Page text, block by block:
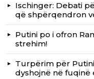
Ischinger: Debati
që shpërqendron
Putini po i ofron
strehim!
Turpërim për
dyshojnë në fuqinë